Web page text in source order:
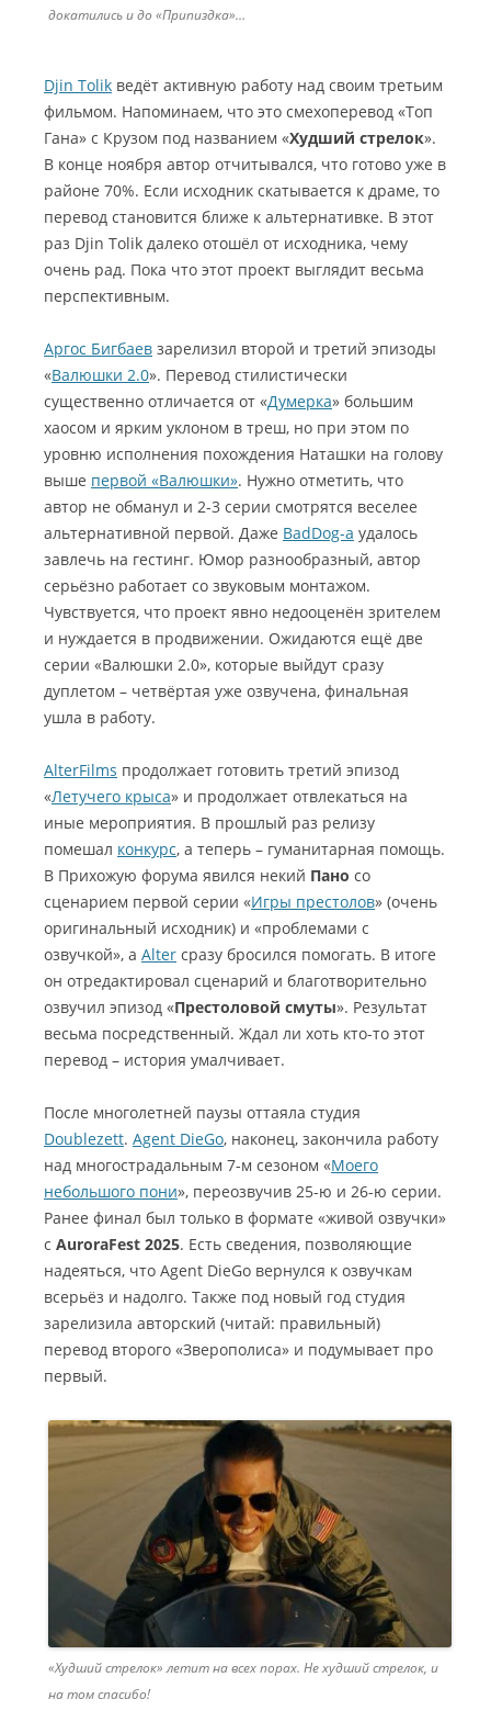
докатились и до «Припиздка»…
Djin Tolik ведёт активную работу над своим третьим
фильмом. Напоминаем, что это смехоперевод «Топ
Гана» с Крузом под названием «Худший стрелок».
В конце ноября автор отчитывался, что готово уже в
районе 70%. Если исходник скатывается к драме, то
перевод становится ближе к альтернативке. В этот
раз Djin Tolik далеко отошёл от исходника, чему
очень рад. Пока что этот проект выглядит весьма
перспективным.
Аргос Бигбаев зарелизил второй и третий эпизоды
«Валюшки 2.0». Перевод стилистически
существенно отличается от «Думерка» большим
хаосом и ярким уклоном в треш, но при этом по
уровню исполнения похождения Наташки на голову
выше первой «Валюшки». Нужно отметить, что
автор не обманул и 2-3 серии смотрятся веселее
альтернативной первой. Даже BadDog-a удалось
завлечь на гестинг. Юмор разнообразный, автор
серьёзно работает со звуковым монтажом.
Чувствуется, что проект явно недооценён зрителем
и нуждается в продвижении. Ожидаются ещё две
серии «Валюшки 2.0», которые выйдут сразу
дуплетом – четвёртая уже озвучена, финальная
ушла в работу.
AlterFilms продолжает готовить третий эпизод
«Летучего крыса» и продолжает отвлекаться на
иные мероприятия. В прошлый раз релизу
помешал конкурс, а теперь – гуманитарная помощь.
В Прихожую форума явился некий Пано со
сценарием первой серии «Игры престолов» (очень
оригинальный исходник) и «проблемами с
озвучкой», а Alter сразу бросился помогать. В итоге
он отредактировал сценарий и благотворительно
озвучил эпизод «Престоловой смуты». Результат
весьма посредственный. Ждал ли хоть кто-то этот
перевод – история умалчивает.
После многолетней паузы оттаяла студия
Doublezett. Agent DieGo, наконец, закончила работу
над многострадальным 7-м сезоном «Моего
небольшого пони», переозвучив 25-ю и 26-ю серии.
Ранее финал был только в формате «живой озвучки»
с AuroraFest 2025. Есть сведения, позволяющие
надеяться, что Agent DieGo вернулся к озвучкам
всерьёз и надолго. Также под новый год студия
зарелизила авторский (читай: правильный)
перевод второго «Зверополиса» и подумывает про
первый.
«Худший стрелок» летит на всех порах. Не худший стрелок, и
на том спасибо!